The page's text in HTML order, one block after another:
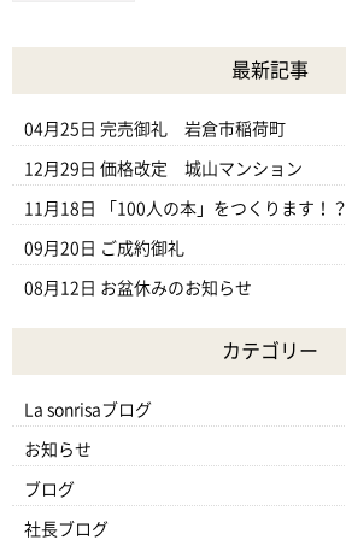
最新記事
04月25日 完売御礼 岩倉市稲荷町
12月29日 価格改定 城山マンション
11月18日 「100人の本」をつくります！？
09月20日 ご成約御礼
08月12日 お盆休みのお知らせ
カテゴリー
La sonrisaブログ
お知らせ
ブログ
社長ブログ